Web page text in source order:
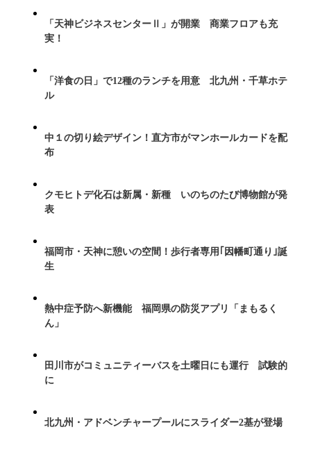
「天神ビジネスセンターⅡ」が開業 商業フロアも充
実！
「洋食の日」で12種のランチを用意 北九州・千草ホテ
ル
中１の切り絵デザイン！直方市がマンホールカードを配
布
クモヒトデ化石は新属・新種 いのちのたび博物館が発
表
福岡市・天神に憩いの空間！歩行者専用｢因幡町通り｣誕
生
熱中症予防へ新機能 福岡県の防災アプリ「まもるく
ん」
田川市がコミュニティーバスを土曜日にも運行 試験的
に
北九州・アドベンチャープールにスライダー2基が登場